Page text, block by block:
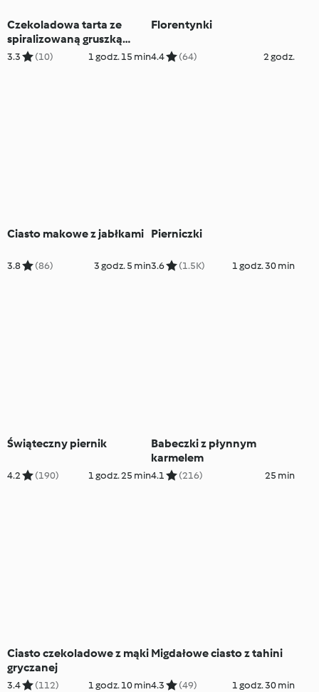
Czekoladowa tarta ze
spiralizowaną gruszką
(TM6, TM7)
3.3 (10) 1 godz. 15 min
Florentynki
4.4 (64) 2 godz.
Ciasto makowe z jabłkami
3.8 (86) 3 godz. 5 min
Pierniczki
3.6 (1.5K) 1 godz. 30 min
Świąteczny piernik
4.2 (190) 1 godz. 25 min
Babeczki z płynnym
karmelem
4.1 (216) 25 min
Ciasto czekoladowe z mąki
gryczanej
3.4 (112) 1 godz. 10 min
Migdałowe ciasto z tahini
4.3 (49) 1 godz. 30 min